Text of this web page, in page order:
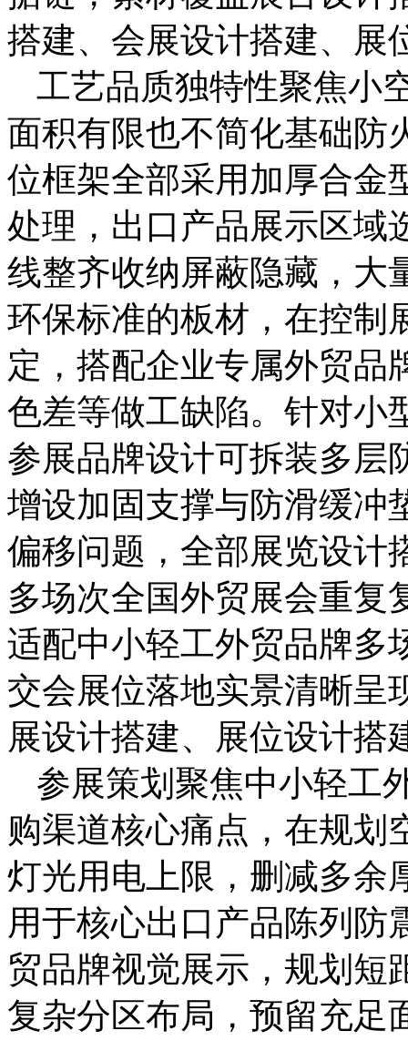
搭建、会展设计搭建、展
工艺品质独特性聚焦小
面积有限也不简化基础防
位框架全部采用加厚合金
处理，出口产品展示区域
线整齐收纳屏蔽隐藏，大
环保标准的板材，在控制
定，搭配企业专属外贸品
色差等做工缺陷。针对小
参展品牌设计可拆装多层
增设加固支撑与防滑缓冲
偏移问题，全部展览设计
多场次全国外贸展会重复
适配中小轻工外贸品牌多
交会展位落地实景清晰呈
展设计搭建、展位设计搭
参展策划聚焦中小轻工
购渠道核心痛点，在规划
灯光用电上限，删减多余
用于核心出口产品陈列防
贸品牌视觉展示，规划短
复杂分区布局，预留充足